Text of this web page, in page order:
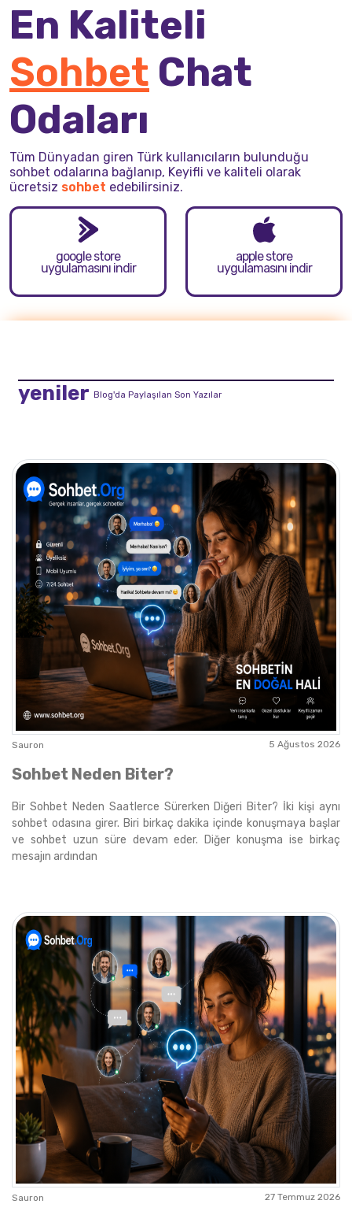
En Kaliteli
Sohbet Chat
Odaları
Tüm Dünyadan giren Türk kullanıcıların bulunduğu
sohbet odalarına bağlanıp, Keyifli ve kaliteli olarak
ücretsiz sohbet edebilirsiniz.
google store
uygulamasını indir
apple store
uygulamasını indir
yeniler Blog'da Paylaşılan Son Yazılar
Sauron 5 Ağustos 2026
Sohbet Neden Biter?
Bir Sohbet Neden Saatlerce Sürerken Diğeri Biter? İki kişi aynı
sohbet odasına girer. Biri birkaç dakika içinde konuşmaya başlar
ve sohbet uzun süre devam eder. Diğer konuşma ise birkaç
mesajın ardından
Sauron 27 Temmuz 2026